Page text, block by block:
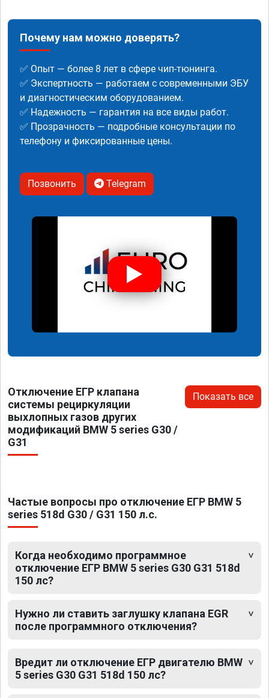
Почему нам можно доверять?
✅ Опыт — более 8 лет в сфере чип-тюнинга.
✅ Экспертность — работаем с современными ЭБУ
и диагностическим оборудованием.
✅ Надежность — гарантия на все виды работ.
✅ Прозрачность — подробные консультации по
телефону и фиксированные цены.
Позвонить Telegram
Отключение ЕГР клапана
системы рециркуляции
выхлопных газов других
модификаций BMW 5 series G30 /
G31
Показать все
Частые вопросы про отключение ЕГР BMW 5
series 518d G30 / G31 150 л.с.
Когда необходимо программное
отключение ЕГР BMW 5 series G30 G31 518d
150 лс?
Нужно ли ставить заглушку клапана EGR
после программного отключения?
Вредит ли отключение ЕГР двигателю BMW
5 series G30 G31 518d 150 лс?